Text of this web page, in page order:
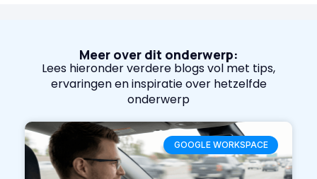
Meer over dit onderwerp:
Lees hieronder verdere blogs vol met tips,
ervaringen en inspiratie over hetzelfde
onderwerp
GOOGLE WORKSPACE